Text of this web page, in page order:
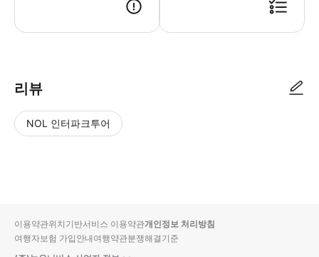
리뷰
NOL 인터파크투어
입니
다.
순
상
이용약관위치기반서비스 이용약관개인정보 처리방침
여행자보험 가입안내여행약관분쟁해결기준